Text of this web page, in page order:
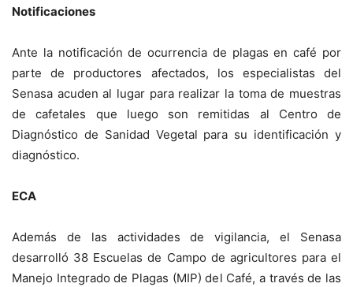
Notificaciones
Ante la notificación de ocurrencia de plagas en café por
parte de productores afectados, los especialistas del
Senasa acuden al lugar para realizar la toma de muestras
de cafetales que luego son remitidas al Centro de
Diagnóstico de Sanidad Vegetal para su identificación y
diagnóstico.
ECA
Además de las actividades de vigilancia, el Senasa
desarrolló 38 Escuelas de Campo de agricultores para el
Manejo Integrado de Plagas (MIP) del Café, a través de las